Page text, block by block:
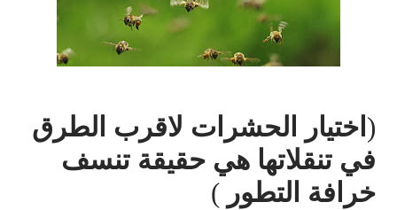
( اختيار الحشرات لاقرب الطرق
في تنقلاتها هي حقيقة تنسف
خرافة التطور )